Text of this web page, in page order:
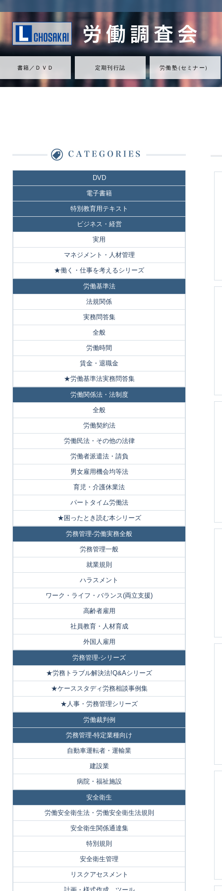
書籍／ＤＶＤ 定期刊行誌 労働塾（セミナ ー ）
DVD
電子書籍
特別教育用テキスト
ビジネス・経営
実用
マネジメント・人材管理
★働く・仕事を考えるシリーズ
労働基準法
法規関係
実務問答集
全般
労働時間
賃金・退職金
★労働基準法実務問答集
労働関係法・法制度
全般
労働契約法
労働民法・その他の法律
労働者派遣法・請負
男女雇用機会均等法
育児・介護休業法
パートタイム労働法
★困ったとき読む本シリーズ
労務管理-労働実務全般
労務管理一般
就業規則
ハラスメント
ワーク・ライフ・バランス(両立支援)
高齢者雇用
社員教育・人材育成
外国人雇用
労務管理-シリーズ
★労務トラブル解決法!Q&Aシリーズ
★ケーススタディ労務相談事例集
★人事・労務管理シリーズ
労働裁判例
労務管理-特定業種向け
自動車運転者・運輸業
建設業
病院・福祉施設
安全衛生
労働安全衛生法・労働安全衛生法規則
安全衛生関係通達集
特別規則
安全衛生管理
リスクアセスメント